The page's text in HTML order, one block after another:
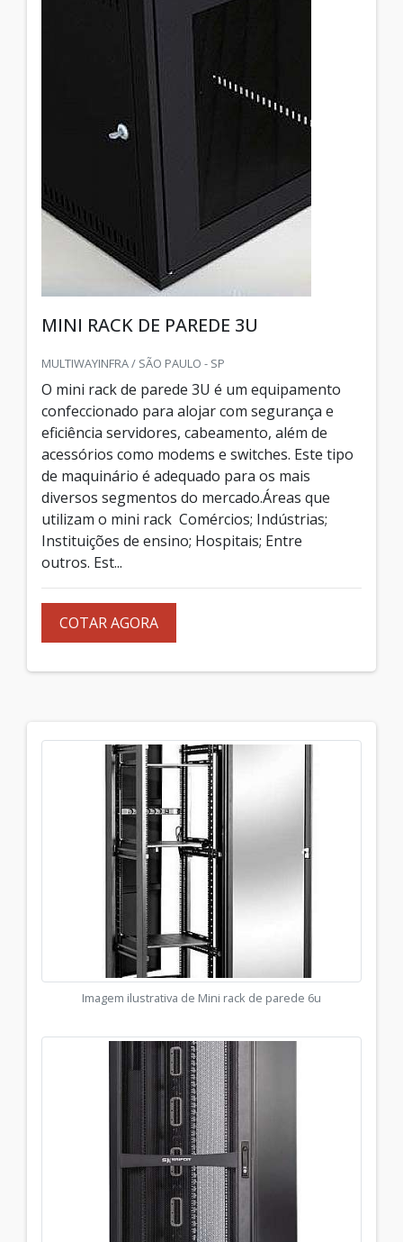
MINI RACK DE PAREDE 3U
MULTIWAYINFRA / SÃO PAULO - SP
O mini rack de parede 3U é um equipamento
confeccionado para alojar com segurança e
eficiência servidores, cabeamento, além de
acessórios como modems e switches. Este tipo
de maquinário é adequado para os mais
diversos segmentos do mercado.Áreas que
utilizam o mini rack Comércios; Indústrias;
Instituições de ensino; Hospitais; Entre
outros. Est...
COTAR AGORA
Imagem ilustrativa de Mini rack de parede 6u